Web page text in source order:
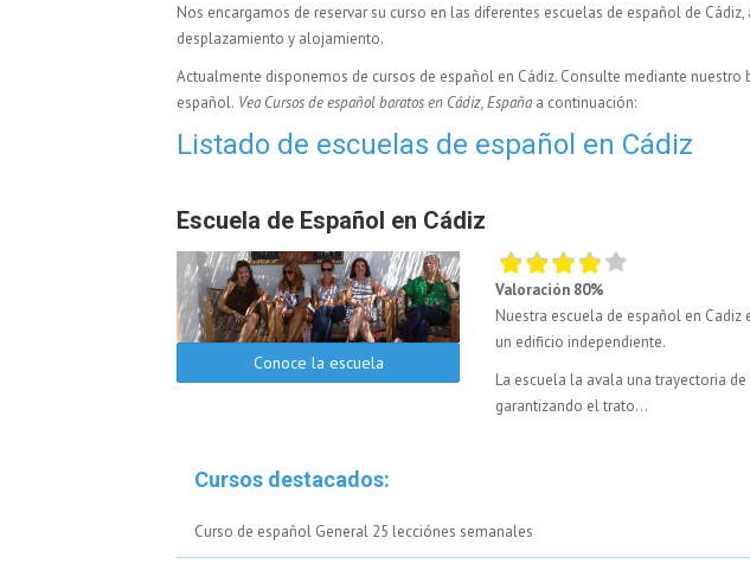
Nos encargamos de reservar su curso en las diferentes escuelas de español de
desplazamiento y alojamiento.
Actualmente disponemos de cursos de español en Cádiz. Consulte mediante
español. Vea Cursos de español baratos en Cádiz, España a continuación:
Listado de escuelas de español en Cádiz
Escuela de Español en Cádiz
Conoce la escuela
Valoración 80%
Nuestra escuela de español en
un edificio independiente.
La escuela la avala una trayectoria
garantizando el trato...
Cursos destacados:
Curso de español General 25 lecciónes semanales